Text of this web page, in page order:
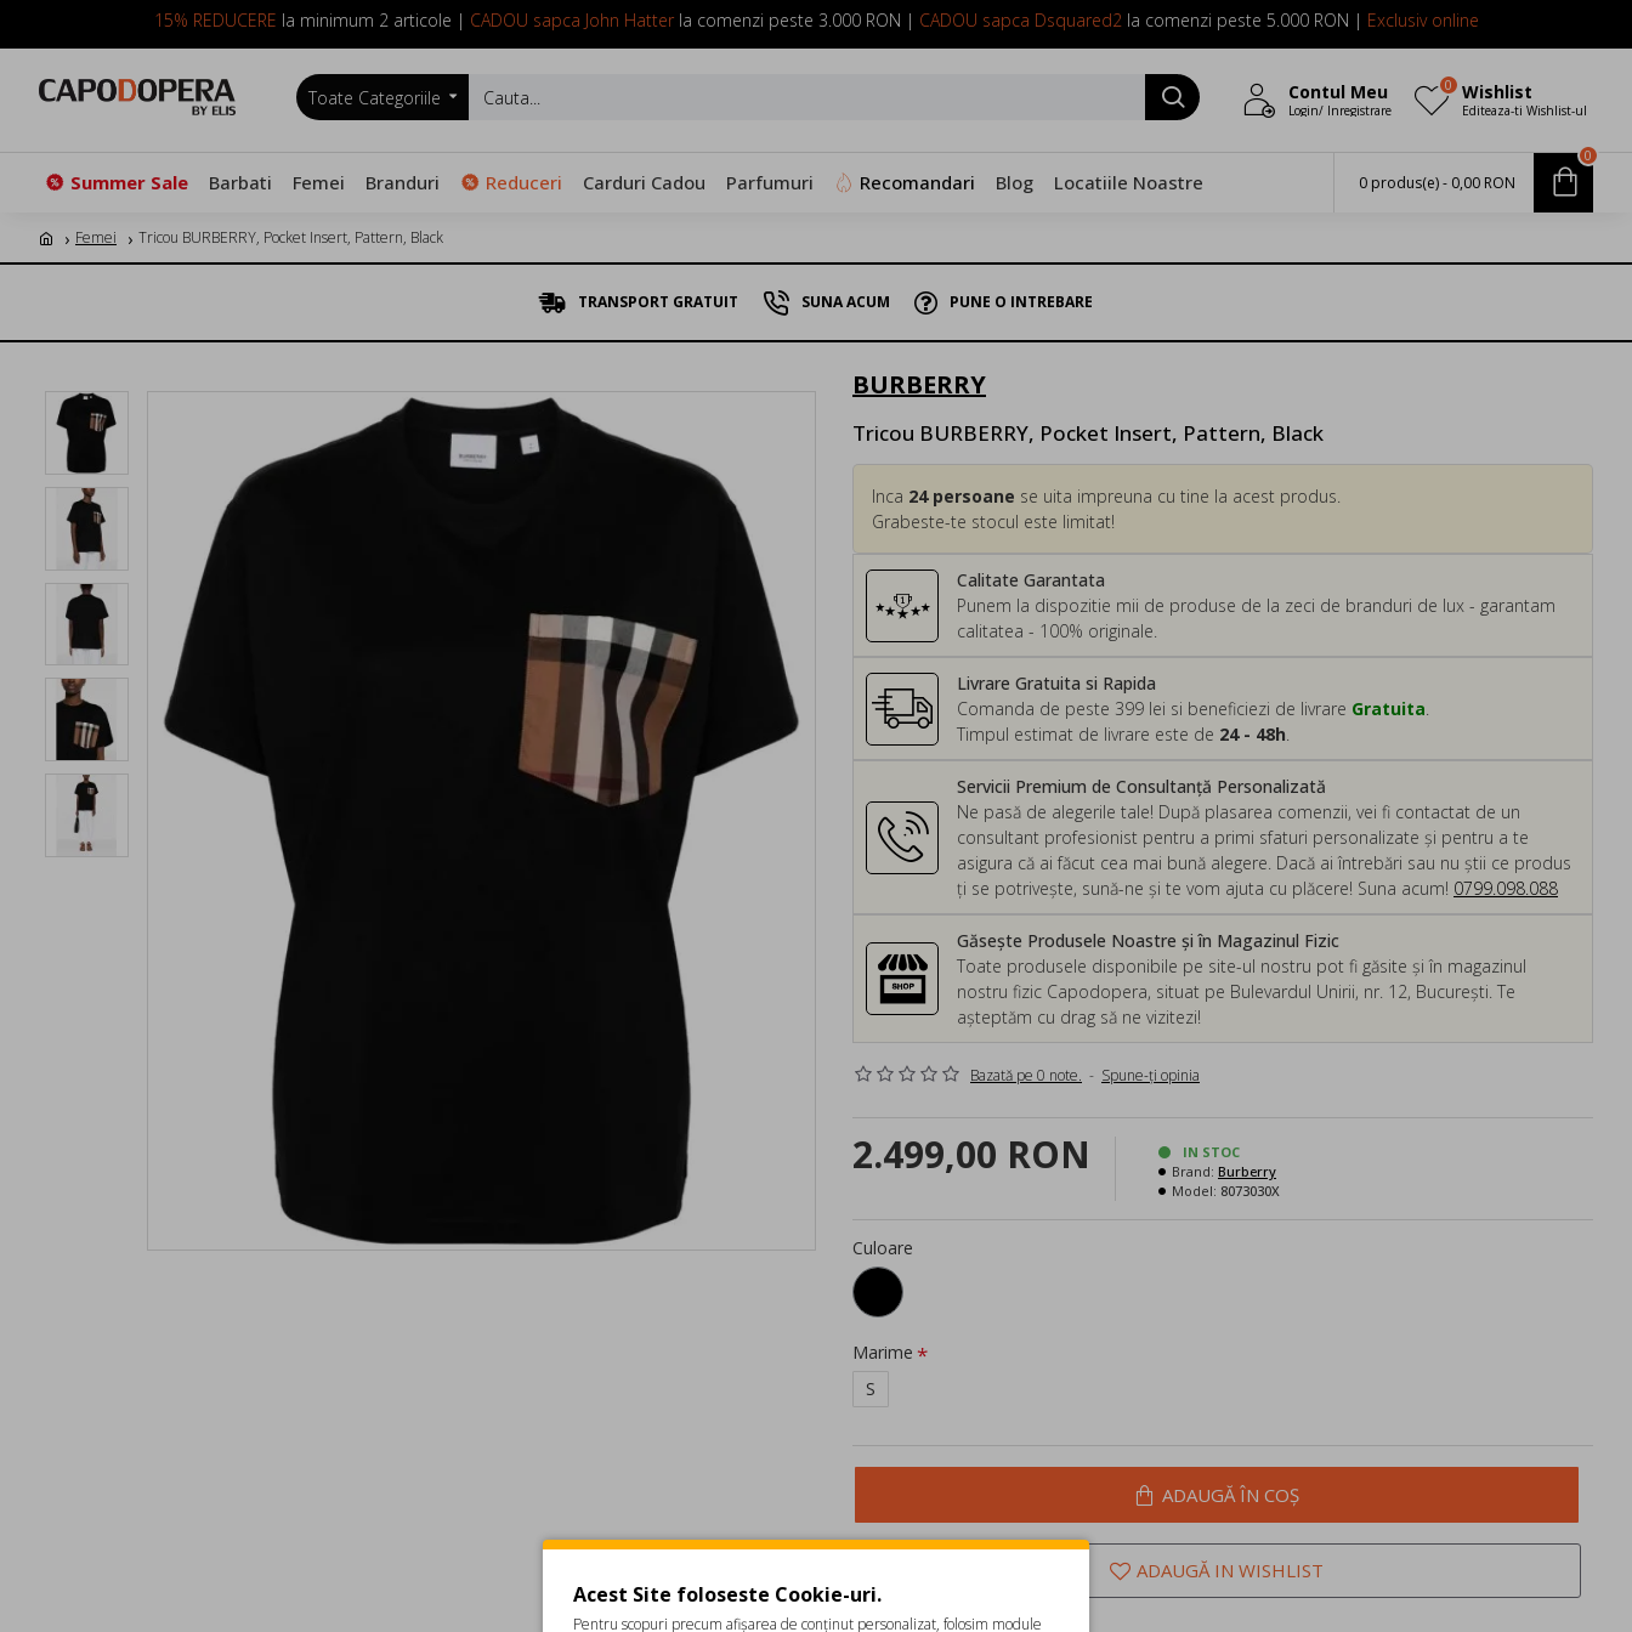
15% REDUCERE la minimum 2 articole | CADOU sapca John Hatterla comenzi peste 3.000 RON | CADOU sapca Dsquared2la comenzi peste 5.000 RON | Exclusiv online
SUNA ACUM: 0799 098 088
Toate Categoriile Contul Meu
Login/ Inregistrare
Wishlist
Editeaza-ti Wishlist-ul
0
Summer Sale Barbati Femei Branduri Reduceri Carduri Cadou Parfumuri Recomandari Blog Locatiile Noastre 0 produs(e) - 0,00 RON
0
Femei Tricou BURBERRY, Pocket Insert, Pattern, Black
TRANSPORT GRATUIT SUNA ACUM PUNE O INTREBARE
BURBERRY
Tricou BURBERRY, Pocket Insert, Pattern, Black
Calitate Garantata
Punem la dispozitie mii de produse de la zeci de branduri de lux - garantam
calitatea - 100% originale.
Inca 24persoane se uita impreuna cu tine la acest produs.
Grabeste-te stocul este limitat!
Servicii Premium de Consultanță Personalizată
Ne pasă de alegerile tale! După plasarea comenzii, vei fi contactat de un
consultant profesionist pentru a primi sfaturi personalizate și pentru a te
asigura că ai făcut cea mai bună alegere. Dacă ai întrebări sau nu știi ce produs
ți se potrivește, sună-ne și te vom ajuta cu plăcere! Suna acum! 0799.098.088
Livrare Gratuita si Rapida
Comanda de peste 399 lei si beneficiezi de livrare Gratuita.
Timpul estimat de livrare este de 24 - 48h.
Găsește Produsele Noastre și în Magazinul Fizic
Toate produsele disponibile pe site-ul nostru pot fi găsite și în magazinul
nostru fizic Capodopera, situat pe Bulevardul Unirii, nr. 12, București. Te
așteptăm cu drag să ne vizitezi!
Bazată pe 0 note. - Spune-ţi opinia
2.499,00 RON
IN STOC
Brand: Burberry
Model: 8073030X
Culoare
Marime
S
ADAUGĂ ÎN COŞ
ADAUGĂ IN WISHLIST
Acest Site foloseste Cookie-uri.
Pentru scopuri precum afișarea de conținut personalizat, folosim module